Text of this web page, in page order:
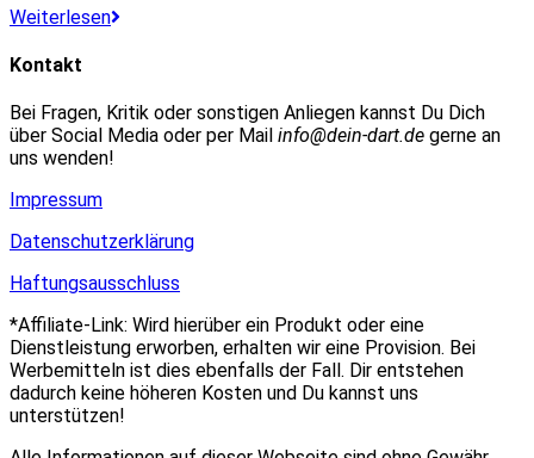
WeiterlesenMichael
Kontakt
Bei Fragen, Kritik oder sonstigen Anliegen kannst Du Dich
über Social Media oder per Mail info@dein-dart.de gerne an
uns wenden!
Impressum
Datenschutzerklärung
Haftungsausschluss
*Affiliate-Link: Wird hierüber ein Produkt oder eine
Dienstleistung erworben, erhalten wir eine Provision. Bei
Werbemitteln ist dies ebenfalls der Fall. Dir entstehen
dadurch keine höheren Kosten und Du kannst uns
unterstützen!